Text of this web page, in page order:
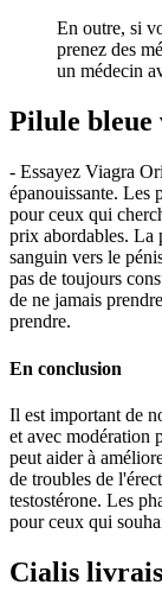
En outre, si
prenez des
un médecin
Pilule bleue
- Essayez Viagra
épanouissante. Les
pour ceux qui
prix abordables. La
sanguin vers le
pas de toujours
de ne jamais
prendre.
En conclusion
Il est important de
et avec modération
peut aider à
de troubles de
testostérone. Les
pour ceux qui
Cialis